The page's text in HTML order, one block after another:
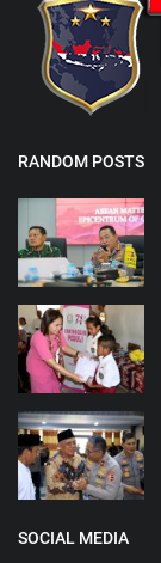
RANDOM POSTS
SOCIAL MEDIA